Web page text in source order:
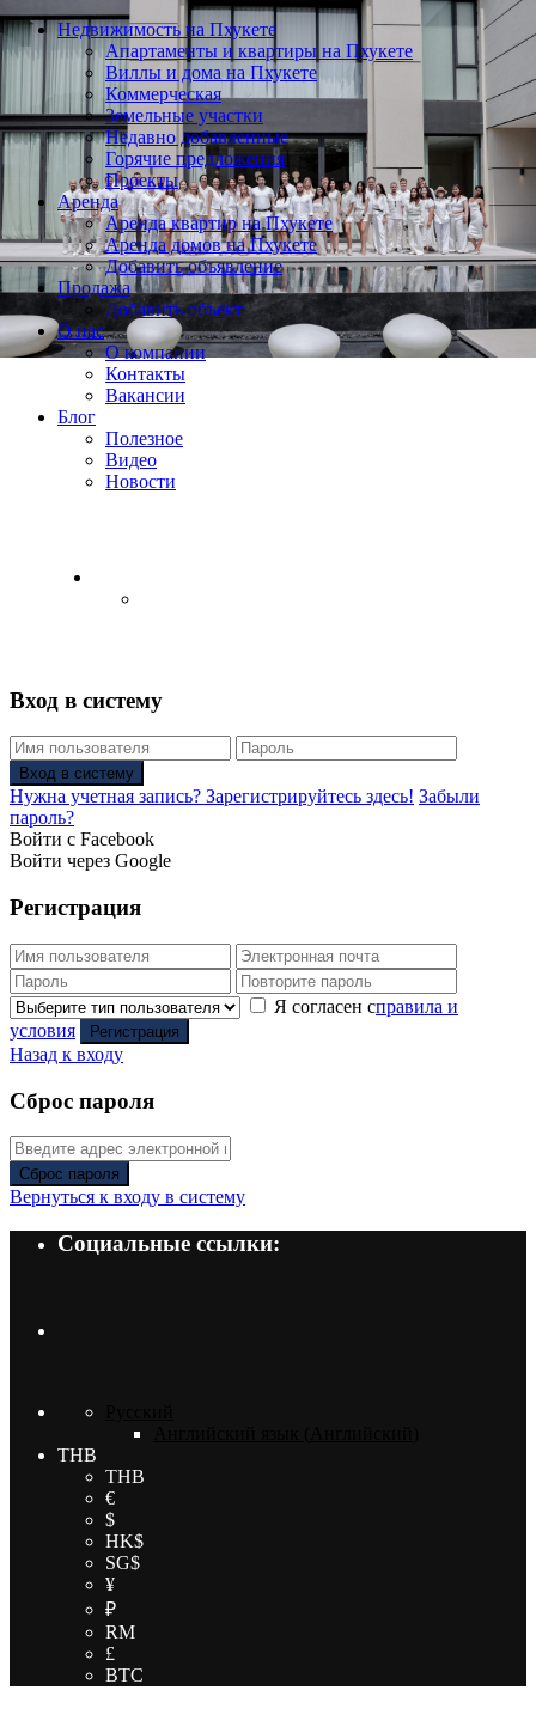
Недвижимость на Пхукете
Апартаменты и квартиры на Пхукете
Виллы и дома на Пхукете
Коммерческая
Земельные участки
Недавно добавленные
Горячие предложения
Проекты
Аренда
Аренда квартир на Пхукете
Аренда домов на Пхукете
Добавить объявление
Продажа
Добавить объект
О нас
О компании
Контакты
Вакансии
Блог
Полезное
Видео
Новости
Вход в систему
Вход в систему
Нужна учетная запись? Зарегистрируйтесь здесь! Забыли
пароль?
Войти с Facebook
Войти через Google
Регистрация
Я согласен справила и
условия
Регистрация
Назад к входу
Сброс пароля
Сброс пароля
Вернуться к входу в систему
Социальные ссылки:
THB
THB
€
$
HK$
SG$
¥
₽
RM
£
BTC